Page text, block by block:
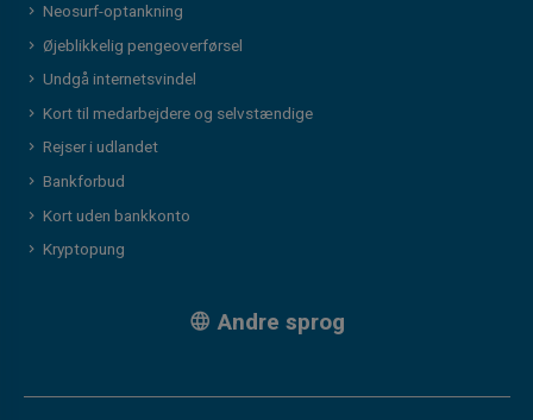
Neosurf-optankning
Øjeblikkelig pengeoverførsel
Undgå internetsvindel
Kort til medarbejdere og selvstændige
Rejser i udlandet
Bankforbud
Kort uden bankkonto
Kryptopung
Andre sprog